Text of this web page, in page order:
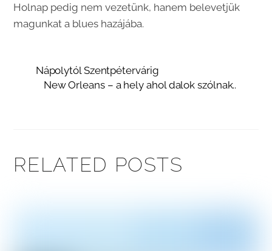
Holnap pedig nem vezetünk, hanem belevetjük
magunkat a blues hazájába.
Nápolytól Szentpétervárig
New Orleans – a hely ahol dalok szólnak..
RELATED POSTS